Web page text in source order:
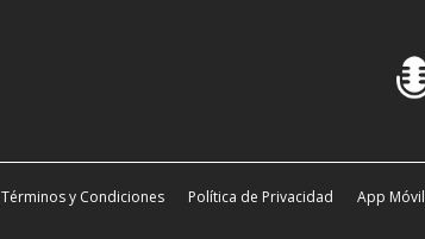
Términos y Condiciones Política de Privacidad App Móvil